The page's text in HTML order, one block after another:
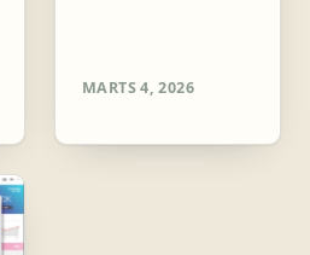
MARTS 4, 2026